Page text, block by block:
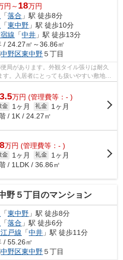
円～ 18万円
「落合 」駅 徒歩8分
「東中野 」駅 徒歩10分
線 「中井 」駅 徒歩13分
/ 24.27㎡～36.86㎡
中野区東中野５丁目
局があります。外観タイル張りは耐久
。入居者にとっても扱いやすい敷地内
万円 (管理費等：- )
金 1ヶ月 礼金
1ヶ月
/ 1K / 24.27㎡
万円 (管理費等：- )
金 1ヶ月 礼金
1ヶ月
/ 1LDK / 36.86㎡
野５丁目のマンション
「東中野 」駅 徒歩8分
「落合 」駅 徒歩6分
戸線 「中井 」駅 徒歩11分
/ 55.26㎡
中野区東中野５丁目